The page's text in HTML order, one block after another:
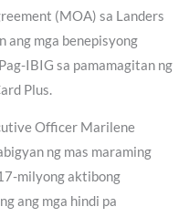
(MOA) sa Landers
ang mga benepisyong
IBIG sa pamamagitan ng
Plus.
Officer Marilene
ng mas maraming
milyong aktibong
ang mga hindi pa